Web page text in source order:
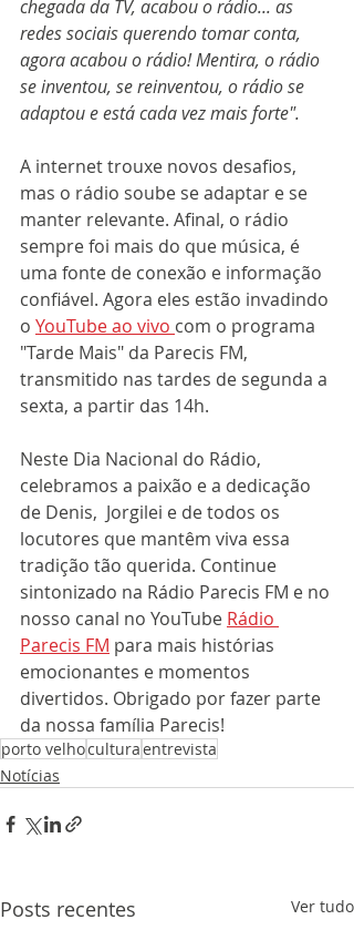
chegada da TV, acabou o rádio... as
redes sociais querendo tomar conta,
agora acabou o rádio! Mentira, o rádio
se inventou, se reinventou, o rádio se
adaptou e está cada vez mais forte".
A internet trouxe novos desafios,
mas o rádio soube se adaptar e se
manter relevante. Afinal, o rádio
sempre foi mais do que música, é
uma fonte de conexão e informação
confiável. Agora eles estão invadindo
o YouTube ao vivo com o programa
"Tarde Mais" da Parecis FM,
transmitido nas tardes de segunda a
sexta, a partir das 14h.
Neste Dia Nacional do Rádio,
celebramos a paixão e a dedicação
de Denis,  Jorgilei e de todos os
locutores que mantêm viva essa
tradição tão querida. Continue
sintonizado na Rádio Parecis FM e no
nosso canal no YouTube Rádio
Parecis FM para mais histórias
emocionantes e momentos
divertidos. Obrigado por fazer parte
da nossa família Parecis!
porto velhoculturaentrevista
Notícias
Posts recentes Ver tudo